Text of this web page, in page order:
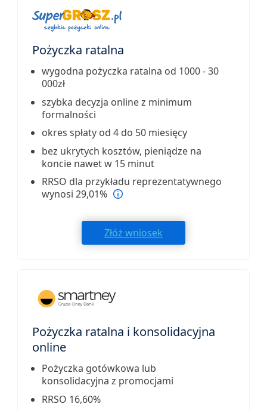
Pożyczka ratalna
wygodna pożyczka ratalna od 1000 - 30
000zł
szybka decyzja online z minimum
formalności
okres spłaty od 4 do 50 miesięcy
bez ukrytych kosztów, pieniądze na
koncie nawet w 15 minut
RRSO dla przykładu reprezentatywnego
wynosi 29,01%
Złóż wniosek
Pożyczka ratalna i konsolidacyjna
online
Pożyczka gotówkowa lub
konsolidacyjna z promocjami
RRSO 16,60%